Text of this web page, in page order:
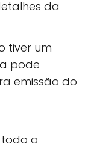
da
tiver um
pode
emissão do
o